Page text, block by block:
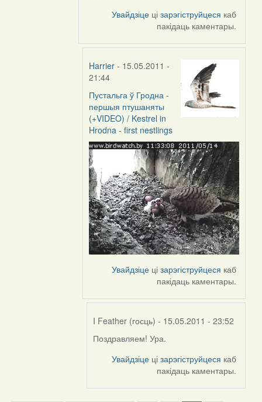
Увайдзіце цізарэгіструйцеся каб
пакідаць каментары.
Harrier - 15.05.2011 -
21:44
In
reply
to
by
Feather
Пустальга ў Гродна -
першыя птушаняты
(+VIDEO) / Kestrel in
Hrodna - first nestlings
Увайдзіце цізарэгіструйцеся каб
пакідаць каментары.
I Feather (госць) - 15.05.2011 - 23:52
In
Harrier
Поздравляем! Ура.
Увайдзіце цізарэгіструйцеся каб
пакідаць каментары.